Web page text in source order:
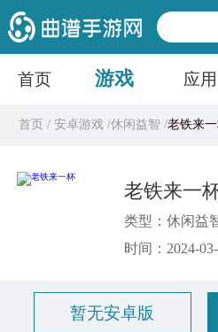
首页 游戏 应用
首页 /安卓游戏 /休闲益智 /老铁来
老铁来一
类型：休闲益
时间：2024-
暂无安卓版